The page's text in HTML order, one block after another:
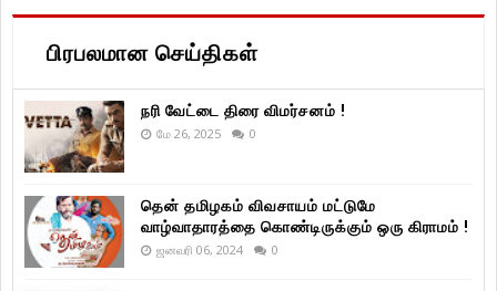
பிரபலமான செய்திகள்
நரி வேட்டை திரை விமர்சனம் !
மே 26, 2025 0
தென் தமிழகம் விவசாயம் மட்டுமே
வாழ்வாதாரத்தை கொண்டிருக்கும் ஒரு கிராமம் !
ஜனவரி 06, 2024 0